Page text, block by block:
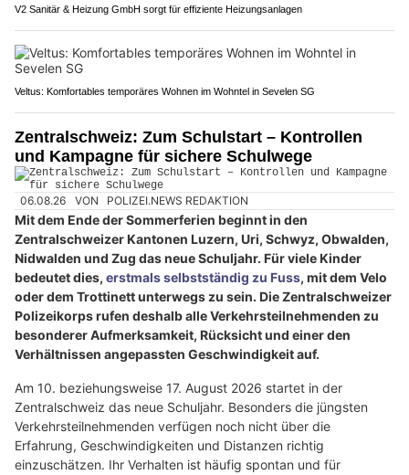
V2 Sanitär & Heizung GmbH sorgt für effiziente Heizungsanlagen
Veltus: Komfortables temporäres Wohnen im Wohntel in Sevelen SG
Zentralschweiz: Zum Schulstart – Kontrollen
und Kampagne für sichere Schulwege
06.08.26 VON POLIZEI.NEWS REDAKTION
Mit dem Ende der Sommerferien beginnt in den
Zentralschweizer Kantonen Luzern, Uri, Schwyz, Obwalden,
Nidwalden und Zug das neue Schuljahr. Für viele Kinder
bedeutet dies, erstmals selbstständig zu Fuss, mit dem Velo
oder dem Trottinett unterwegs zu sein. Die Zentralschweizer
Polizeikorps rufen deshalb alle Verkehrsteilnehmenden zu
besonderer Aufmerksamkeit, Rücksicht und einer den
Verhältnissen angepassten Geschwindigkeit auf.
Am 10. beziehungsweise 17. August 2026 startet in der
Zentralschweiz das neue Schuljahr. Besonders die jüngsten
Verkehrsteilnehmenden verfügen noch nicht über die
Erfahrung, Geschwindigkeiten und Distanzen richtig
einzuschätzen. Ihr Verhalten ist häufig spontan und für